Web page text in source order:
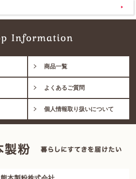
商品一覧
よくあるご質問
個人情報取り扱いについて